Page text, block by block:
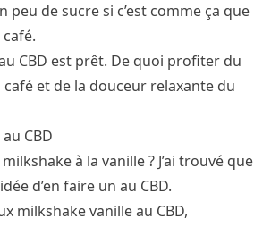
peu de sucre si c’est comme ça que
CBD est prêt. De quoi profiter du
et de la douceur relaxante du
CBD
à la vanille ? J’ai trouvé que
d’en faire un au CBD.
milkshake vanille au CBD,